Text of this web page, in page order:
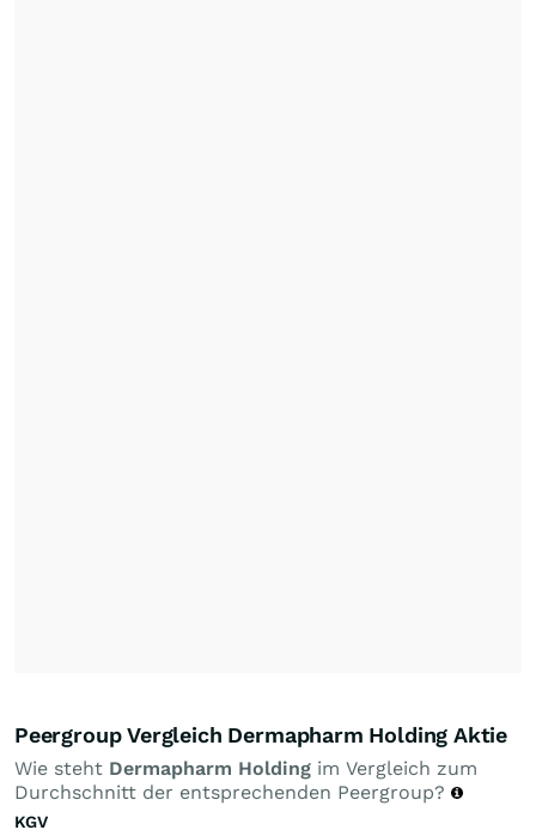
Peergroup Vergleich Dermapharm Holding Aktie
Wie steht Dermapharm Holding im Vergleich zum
Durchschnitt der entsprechenden Peergroup?
KGV